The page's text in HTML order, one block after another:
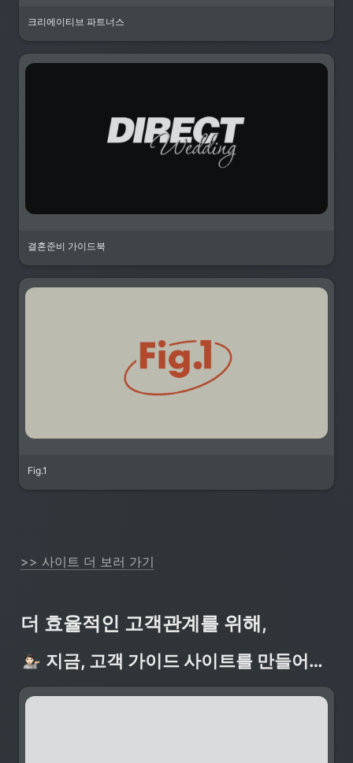
크리에이티브 파트너스
결혼준비 가이드북
Fig.1
>> 사이트 더 보러 가기
더 효율적인 고객관계를 위해,
지금, 고객 가이드 사이트를 만들어보세요